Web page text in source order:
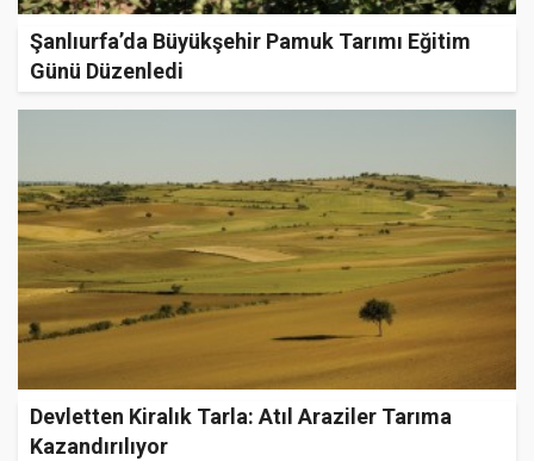
Şanlıurfa’da Büyükşehir Pamuk Tarımı Eğitim
Günü Düzenledi
Devletten Kiralık Tarla: Atıl Araziler Tarıma
Kazandırılıyor